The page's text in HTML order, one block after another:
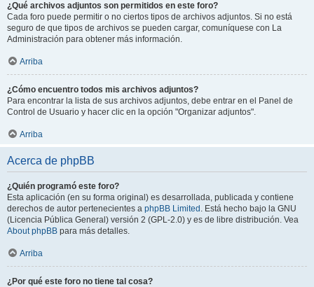
¿Qué archivos adjuntos son permitidos en este foro?
Cada foro puede permitir o no ciertos tipos de archivos adjuntos. Si no está
seguro de que tipos de archivos se pueden cargar, comuníquese con La
Administración para obtener más información.
Arriba
¿Cómo encuentro todos mis archivos adjuntos?
Para encontrar la lista de sus archivos adjuntos, debe entrar en el Panel de
Control de Usuario y hacer clic en la opción "Organizar adjuntos".
Arriba
Acerca de phpBB
¿Quién programó este foro?
Esta aplicación (en su forma original) es desarrollada, publicada y contiene
derechos de autor pertenecientes a phpBB Limited . Está hecho bajo la GNU
(Licencia Pública General) versión 2 (GPL-2.0) y es de libre distribución. Vea
About phpBB para más detalles.
Arriba
¿Por qué este foro no tiene tal cosa?